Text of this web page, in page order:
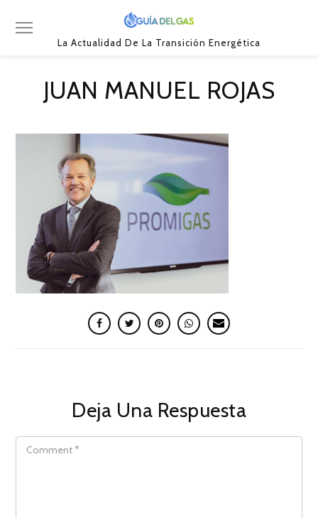
La Actualidad De La Transición Energética
JUAN MANUEL ROJAS
Deja Una Respuesta
COMMENT